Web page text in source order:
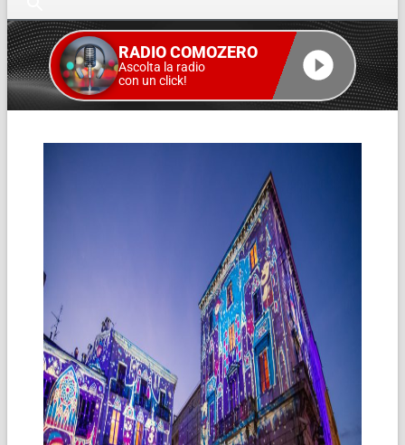
RADIO COMOZERO
Ascolta la radio
con un click!